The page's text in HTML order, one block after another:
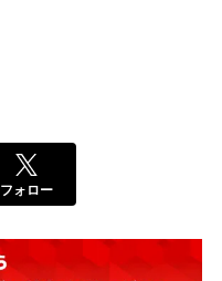
フォロー